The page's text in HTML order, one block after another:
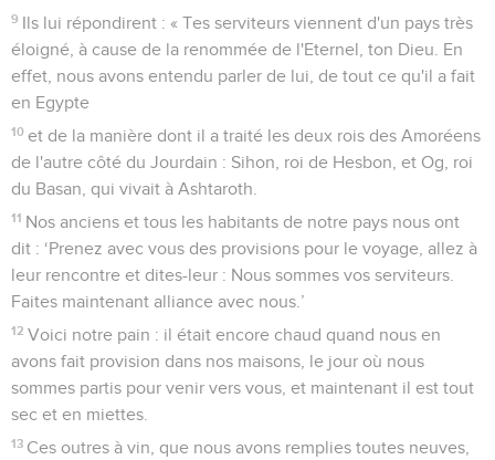
9 Ils lui répondirent : « Tes serviteurs viennent d'un pays très
éloigné, à cause de la renommée de l'Eternel, ton Dieu. En
effet, nous avons entendu parler de lui, de tout ce qu'il a fait
en Egypte
10 et de la manière dont il a traité les deux rois des Amoréens
de l'autre côté du Jourdain : Sihon, roi de Hesbon, et Og, roi
du Basan, qui vivait à Ashtaroth.
11 Nos anciens et tous les habitants de notre pays nous ont
dit : ‘Prenez avec vous des provisions pour le voyage, allez à
leur rencontre et dites-leur : Nous sommes vos serviteurs.
Faites maintenant alliance avec nous.’
12 Voici notre pain : il était encore chaud quand nous en
avons fait provision dans nos maisons, le jour où nous
sommes partis pour venir vers vous, et maintenant il est tout
sec et en miettes.
13 Ces outres à vin, que nous avons remplies toutes neuves,